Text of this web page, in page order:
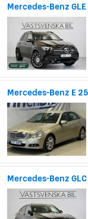
Mercedes-Benz
Mercedes-Benz E
Mercedes-Benz